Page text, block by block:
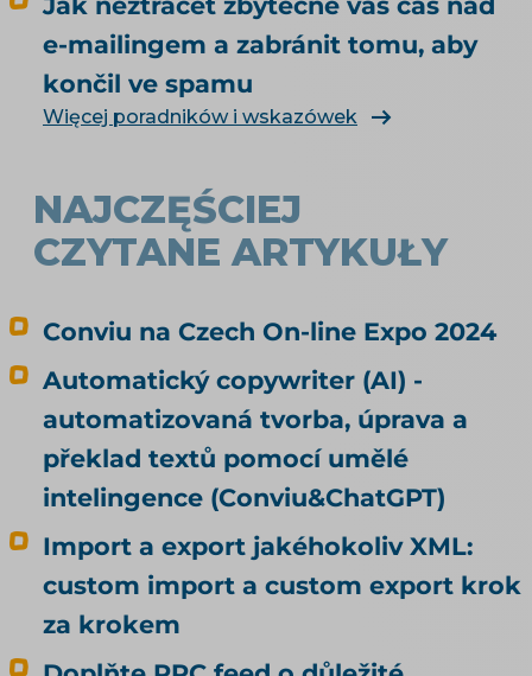
Kdo zaplatí škodu, když agent koupí něco
jiného, než měl? Jak vás má umělá inteligence
vůbec najít a doporučit, řeší téma SEO a UX pro
e-shop. Čím konkrétně naplnit produktová
e-mailingem a zabránit tomu, aby
končil ve spamu
Więcej poradników i wskazówek
NAJCZĘŚCIEJ
CZYTANE ARTYKUŁY
Conviu na Czech On-line Expo 2024
Automatický copywriter (AI) -
automatizovaná tvorba, úprava a
překlad textů pomocí umělé
intelingence (Conviu&ChatGPT)
Import a export jakéhokoliv XML:
custom import a custom export krok
za krokem